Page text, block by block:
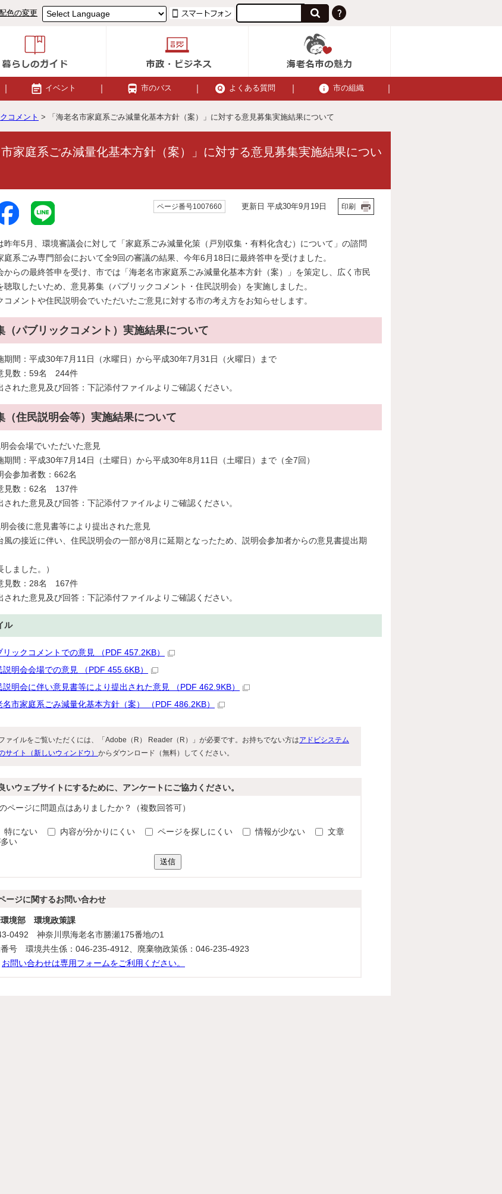
色の変更
イベント 市のバス よくある質問 市の組織
コメント > 「海老名市家庭系ごみ減量化基本方針（案）」に対する意見募集実施結果について
市家庭系ごみ減量化基本方針（案）」に対する意見募集実施結果につい
ページ番号1007660 更新日 平成30年9月19日 印刷
昨年5月、環境審議会に対して「家庭系ごみ減量化策（戸別収集・有料化含む）について」の諮問
庭系ごみ専門部会において全9回の審議の結果、今年6月18日に最終答申を受けました。
からの最終答申を受け、市では「海老名市家庭系ごみ減量化基本方針（案）」を策定し、広く市民
聴取したいため、意見募集（パブリックコメント・住民説明会）を実施しました。
コメントや住民説明会でいただいたご意見に対する市の考え方をお知らせします。
（パブリックコメント）実施結果について
：平成30年7月11日（水曜日）から平成30年7月31日（火曜日）まで
：59名 244件
た意見及び回答：下記添付ファイルよりご確認ください。
（住民説明会等）実施結果について
会会場でいただいた意見
：平成30年7月14日（土曜日）から平成30年8月11日（土曜日）まで（全7回）
加者数：662名
：62名 137件
た意見及び回答：下記添付ファイルよりご確認ください。
会後に意見書等により提出された意見
近に伴い、住民説明会の一部が8月に延期となったため、説明会参加者からの意見書提出期
した。）
：28名 167件
た意見及び回答：下記添付ファイルよりご確認ください。
ル
リックコメントでの意見 （PDF 457.2KB）
説明会会場での意見 （PDF 455.6KB）
説明会に伴い意見書等により提出された意見 （PDF 462.9KB）
名市家庭系ごみ減量化基本方針（案） （PDF 486.2KB）
ァイルをご覧いただくには、「Adobe（R） Reader（R）」が必要です。お持ちでない方はアドビシステム
サイト（新しいウィンドウ） からダウンロード（無料）してください。
いウェブサイトにするために、アンケートにご協力ください。
ページに問題点はありましたか？（複数回答可）
特にない 内容が分かりにくい ページを探しにくい 情報が少ない
文章
い
送信
ージに関するお問い合わせ
環境部 環境政策課
0492 神奈川県海老名市勝瀬175番地の1
番号 環境共生係：046-235-4912、廃棄物政策係：046-235-4923
お問い合わせは専用フォームをご利用ください。